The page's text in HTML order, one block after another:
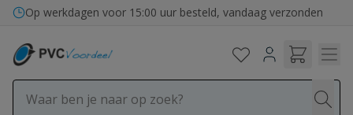
Ga naar de inhoud
Op werkdagen voor 15:00 uur besteld, vandaag verzonden